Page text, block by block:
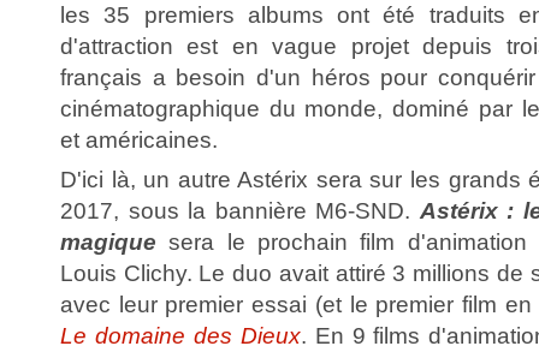
les 35 premiers albums ont été traduits
d'attraction est en vague projet depuis
français a besoin d'un héros pour
cinématographique du monde, dominé par
et américaines.
D'ici là, un autre Astérix sera sur les grands
2017, sous la bannière M6-SND. Astérix :
magique sera le prochain film d'animation
Louis Clichy. Le duo avait attiré 3 millions de
avec leur premier essai (et le premier film
Le domaine des Dieux. En 9 films